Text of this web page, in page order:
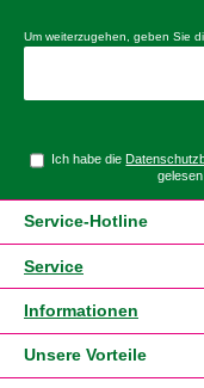
Um weiterzugehen, geben Sie
Ich habe die
Service-Hotline
Service
Informationen
Unsere Vorteile